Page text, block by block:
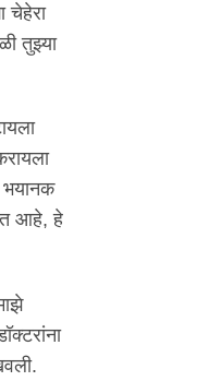
चेहेरा
तुझ्या
भयानक
आहे, हे